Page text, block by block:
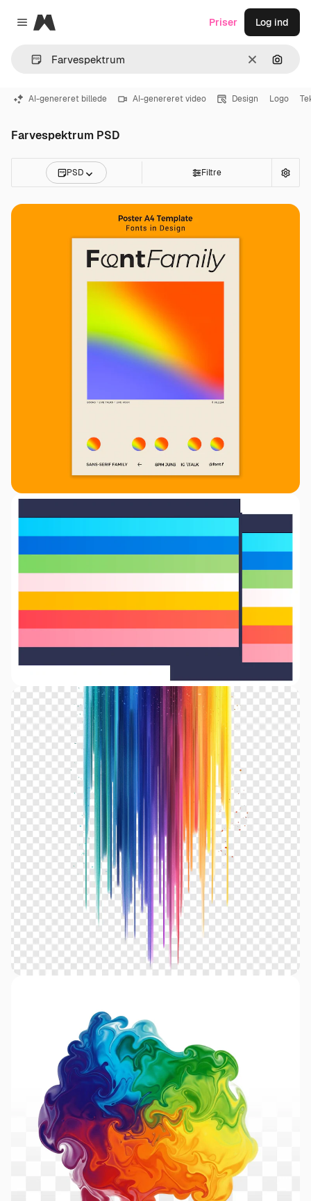
Close menu
Magnific
Klar Søg
Priser Log ind
AI-genereret billede AI-genereret video Design Logo
Farvespektrum PSD
PSD Filtre